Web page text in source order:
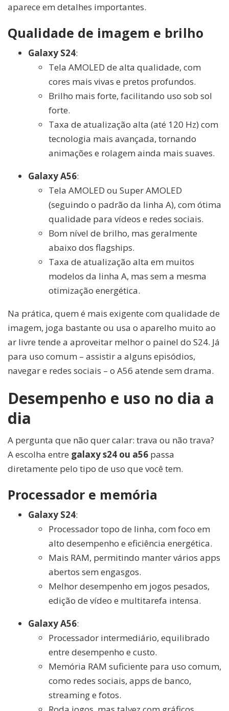
aparece em detalhes importantes.
Qualidade de imagem e brilho
Galaxy S24:
Tela AMOLED de alta qualidade, com
cores mais vivas e pretos profundos.
Brilho mais forte, facilitando uso sob sol
forte.
Taxa de atualização alta (até 120 Hz) com
tecnologia mais avançada, tornando
animações e rolagem ainda mais suaves.
Galaxy A56:
Tela AMOLED ou Super AMOLED
(seguindo o padrão da linha A), com ótima
qualidade para vídeos e redes sociais.
Bom nível de brilho, mas geralmente
abaixo dos flagships.
Taxa de atualização alta em muitos
modelos da linha A, mas sem a mesma
otimização energética.
Na prática, quem é mais exigente com qualidade de
imagem, joga bastante ou usa o aparelho muito ao
ar livre tende a aproveitar melhor o painel do S24. Já
para uso comum – assistir a alguns episódios,
navegar e redes sociais – o A56 atende sem drama.
Desempenho e uso no dia a
dia
A pergunta que não quer calar: trava ou não trava?
A escolha entre galaxy s24 ou a56 passa
diretamente pelo tipo de uso que você tem.
Processador e memória
Galaxy S24:
Processador topo de linha, com foco em
alto desempenho e eficiência energética.
Mais RAM, permitindo manter vários apps
abertos sem engasgos.
Melhor desempenho em jogos pesados,
edição de vídeo e multitarefa intensa.
Galaxy A56:
Processador intermediário, equilibrado
entre desempenho e custo.
Memória RAM suficiente para uso comum,
como redes sociais, apps de banco,
streaming e fotos.